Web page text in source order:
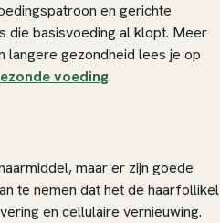
en gerichte
die basisvoeding al klopt. Meer
langere gezondheid lees je op
voeding.
maar er zijn goede
te nemen dat het de haarfollikel
en cellulaire vernieuwing.